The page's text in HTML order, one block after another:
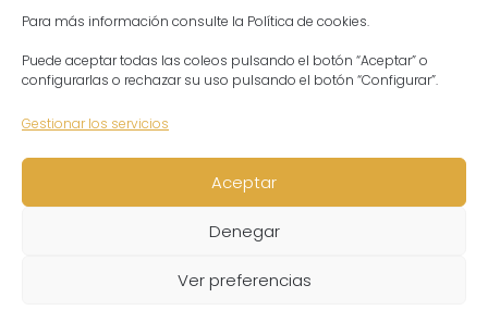
Para más información consulte la Política de cookies.
Puede aceptar todas las coleos pulsando el botón “Aceptar” o
configurarlas o rechazar su uso pulsando el botón “Configurar”.
Gestionar los servicios
Aceptar
Denegar
Ver preferencias
ashram@templodekrishna.com
Política de cookies